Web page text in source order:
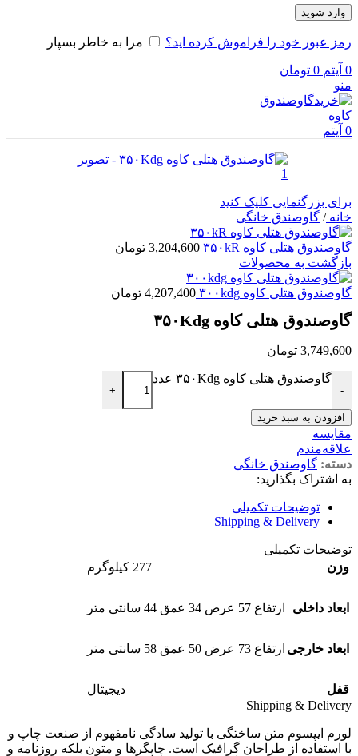
وارد شوید
رمز عبور خود را فراموش کرده اید؟ مرا به خاطر بسپار
0 آیتم 0 تومان
منو
0 آیتم
برای بزرگنمایی کلیک کنید
خانه/ گاوصندق خانگی
گاوصندوق هتلی کاوه ۳۵۰kR 3,204,600 تومان
بازگشت به محصولات
گاوصندوق هتلی کاوه ۳۰۰kdg 4,207,400 تومان
گاوصندوق هتلی کاوه ۳۵۰Kdg
3,749,600 تومان
-
گاوصندوق هتلی کاوه ۳۵۰Kdg عدد
+
افزودن به سبد خرید
مقایسه
علاقه‌مندم
دسته: گاوصندق خانگی
به اشتراک بگذارید:
توضیحات تکمیلی
Shipping & Delivery
توضیحات تکمیلی
وزن
277 کیلوگرم
ابعاد داخلی ارتفاع 57 عرض 34 عمق 44 سانتی متر
ابعاد خارجی ارتفاع 73 عرض 50 عمق 58 سانتی متر
قفل
دیجیتال
Shipping & Delivery
لورم ایپسوم متن ساختگی با تولید سادگی نامفهوم از صنعت چاپ و
با استفاده از طراحان گرافیک است. چاپگرها و متون بلکه روزنامه و